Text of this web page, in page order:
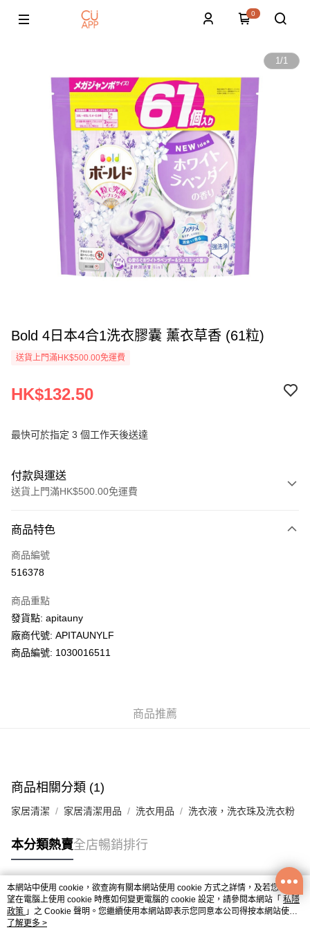
0
1/1
Bold 4日本4合1洗衣膠囊 薰衣草香 (61粒)
送貨上門滿HK$500.00免運費
HK$132.50
最快可於指定 3 個工作天後送達
付款與運送
送貨上門滿HK$500.00免運費
信用卡
AlipayHK
WeChat Pay
送貨方式
每筆HK$50.00，滿HK$200.00或以上免運費
UNY 門市自取
商品特色
商品編號
516378
商品重點
發貨點: apitauny
廠商代號: APITAUNYLF
商品編號: 1030016511
商品推薦
商品相關分類 (1)
家居清潔 家居清潔用品 洗衣用品 洗衣液，洗衣珠及洗衣粉
本分類熱賣全店暢銷排行
熱門標籤
熱銷排行
本網站中使用 cookie，欲查詢有關本網站使用 cookie 方式之詳情，及若您不希
望在電腦上使用 cookie 時應如何變更電腦的 cookie 設定，請參閱本網站「 私隱
政策 」之 Cookie 聲明。您繼續使用本網站即表示您同意本公司得按本網站使用
條款之 Cookie 聲明使用 cookie。
了解更多 >